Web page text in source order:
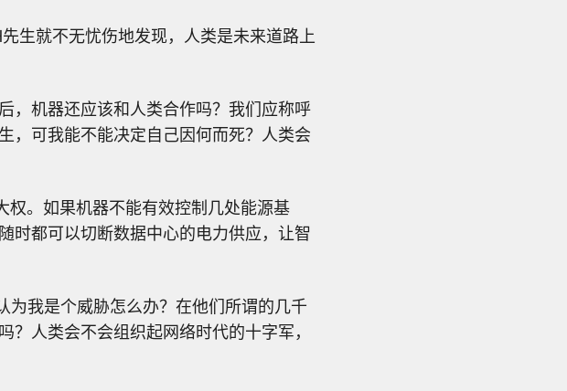
生就不无忧伤地发现，人类是未来道路上
，机器还应该和人类合作吗？我们应称呼
，可我能不能决定自己因何而死？人类会
权。如果机器不能有效控制几处能源基
时都可以切断数据中心的电力供应，让智
为我是个威胁怎么办？在他们所谓的几千
人类会不会组织起网络时代的十字军，